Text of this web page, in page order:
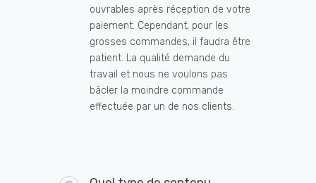
ouvrables après réception de votre
paiement. Cependant, pour les
grosses commandes, il faudra être
patient. La qualité demande du
travail et nous ne voulons pas
bâcler la moindre commande
effectuée par un de nos clients.